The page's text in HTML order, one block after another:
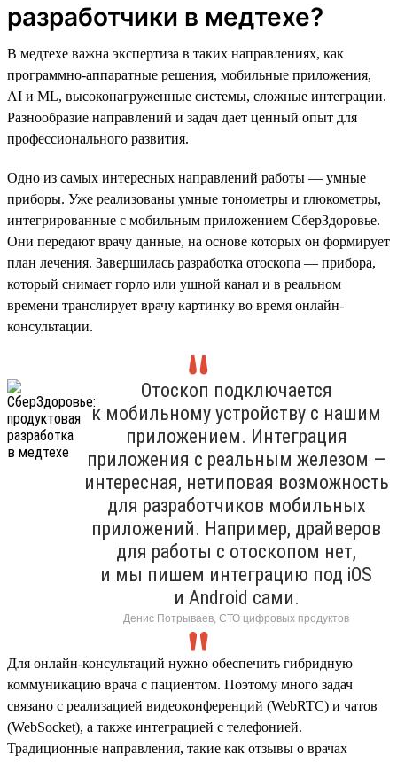
разработчики в медтехе?
В медтехе важна экспертиза в таких направлениях, как
программно-аппаратные решения, мобильные приложения,
AI и ML, высоконагруженные системы, сложные интеграции.
Разнообразие направлений и задач дает ценный опыт для
профессионального развития.
Одно из самых интересных направлений работы — умные
приборы. Уже реализованы умные тонометры и глюкометры,
интегрированные с мобильным приложением СберЗдоровье.
Они передают врачу данные, на основе которых он формирует
план лечения. Завершилась разработка отоскопа — прибора,
который снимает горло или ушной канал и в реальном
времени транслирует врачу картинку во время онлайн-
консультации.
Отоскоп подключается
к мобильному устройству с нашим
приложением. Интеграция
приложения с реальным железом —
интересная, нетиповая возможность
для разработчиков мобильных
приложений. Например, драйверов
для работы с отоскопом нет,
и мы пишем интеграцию под iOS
и Android сами.
Денис Потрываев, СТО цифровых продуктов
Для онлайн-консультаций нужно обеспечить гибридную
коммуникацию врача с пациентом. Поэтому много задач
связано с реализацией видеоконференций (WebRTC) и чатов
(WebSocket), а также интеграцией с телефонией.
Традиционные направления, такие как отзывы о врачах